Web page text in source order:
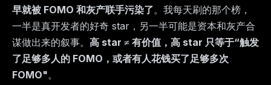
早就被 FOMO 和灰产联手污染了。我每天刷的那个榜，
一半是真开发者的好奇 star，另一半可能是资本和灰产合
谋做出来的叙事。 高 star ≠ 有价值，高 star 只等于“触发
了足够多人的 FOMO，或者有人花钱买了足够多次
FOMO"。